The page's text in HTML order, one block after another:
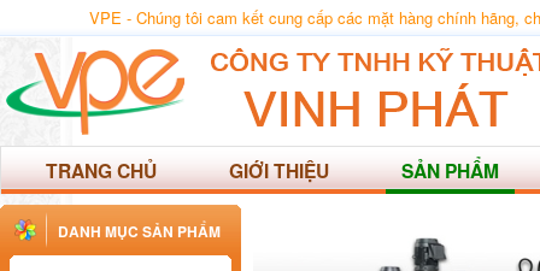
VPE - Chúng tôi cam kết cung cấp các mặt hàng chính hãng,
TRANG CHỦ GIỚI THIỆU SẢN PHẨM
DANH MỤC SẢN PHẨM